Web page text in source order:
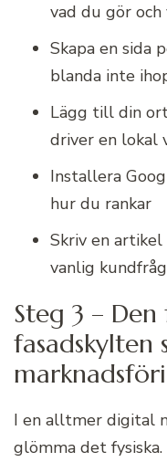
vad du gör
Skapa en sida
blanda inte
Lägg till din
driver en lokal
Installera
hur du rankar
Skriv en artikel
vanlig
Steg 3 –
fasadskylten
I en alltmer digital
glömma det